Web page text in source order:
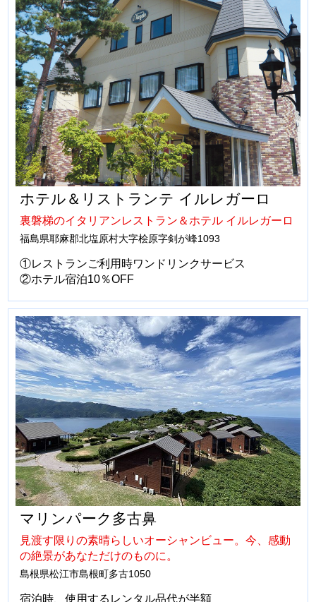
ホテル＆リストランテ イルレガーロ
裏磐梯のイタリアンレストラン＆ホテル イルレガーロ
福島県耶麻郡北塩原村大字桧原字剣が峰1093
①レストランご利用時ワンドリンクサービス
②ホテル宿泊10％OFF
マリンパーク多古鼻
見渡す限りの素晴らしいオーシャンビュー。今、感動
の絶景があなただけのものに。
島根県松江市島根町多古1050
宿泊時、使用するレンタル品代が半額